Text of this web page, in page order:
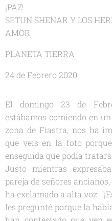
¡PAZ!
SETUN SHENAR Y LOS
AMOR
PLANETA TIERRA
24 de Febrero 2020
El domingo 23 de
estábamos comiendo en
zona de Fiastra, nos ha
que veis en la foto
enseguida que podía
Justo mientras
pareja de señores
ha exclamado a alta voz:
les pregunté porque la